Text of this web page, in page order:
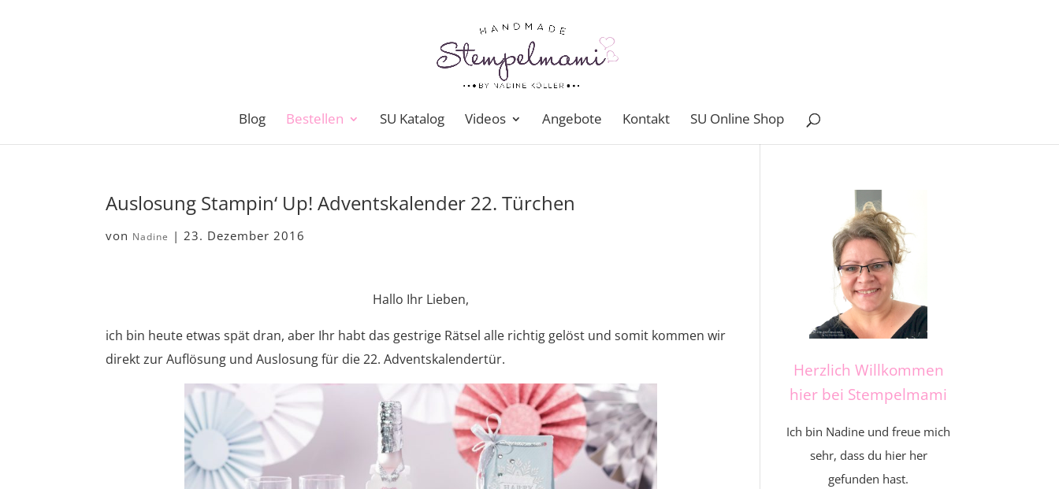
Blog Bestellen SU Katalog Videos Angebote Kontakt SU Online Shop
Auslosung Stampin‘ Up! Adventskalender 22. Türchen
von Nadine |23. Dezember 2016
Hallo Ihr Lieben,
ich bin heute etwas spät dran, aber Ihr habt das gestrige Rätsel alle richtig gelöst und somit kommen wir
direkt zur Auflösung und Auslosung für die 22. Adventskalendertür.
Herzlich Willkommen
hier bei Stempelmami
Ich bin Nadine und freue mich
sehr, dass du hier her
gefunden hast.